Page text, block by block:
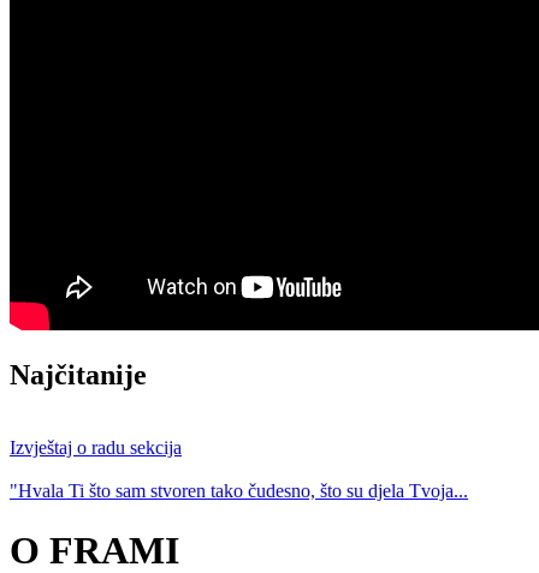
Najčitanije
Izvještaj o radu sekcija
"Hvala Ti što sam stvoren tako čudesno, što su djela Tvoja...
O FRAMI